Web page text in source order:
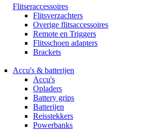
Flitseraccessoires
Flitsverzachters
Overige flitsaccessoires
Remote en Triggers
Flitsschoen adapters
Brackets
Accu's & batterijen
Accu's
Opladers
Battery grips
Batterijen
Reisstekkers
Powerbanks